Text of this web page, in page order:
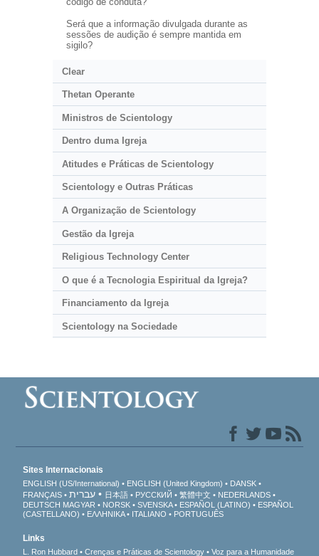
Será que a informação divulgada durante as
sessões de audição é sempre mantida em
sigilo?
Clear
Thetan Operante
Ministros de Scientology
Dentro duma Igreja
Atitudes e Práticas de Scientology
Scientology e Outras Práticas
A Organização de Scientology
Gestão da Igreja
Religious Technology Center
O que é a Tecnologia Espiritual da Igreja?
Financiamento da Igreja
Scientology na Sociedade
Sites Internacionais
ENGLISH (US/International) ENGLISH (United Kingdom)
DANSK
FRANÇAIS
עברית 日本語 РУССКИЙ 繁體中文
NEDERLANDS
DEUTSCH MAGYAR NORSK SVENSKA ESPAÑOL (LATINO)
ESPAÑOL
(CASTELLANO)
ΕΛΛΗΝΙΚA ITALIANO PORTUGUÊS
Links
L. Ron Hubbard Crenças e Práticas de Scientology Voz para a Humanidade